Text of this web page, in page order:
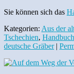
Sie können sich das
Kategorien: Aus der
Tschechien, Handbuch
deutsche Gräber|